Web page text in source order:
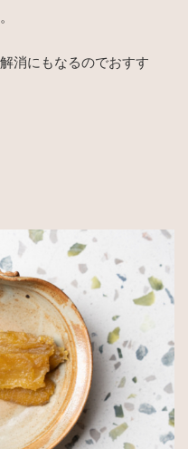
消にもなるのでおすす